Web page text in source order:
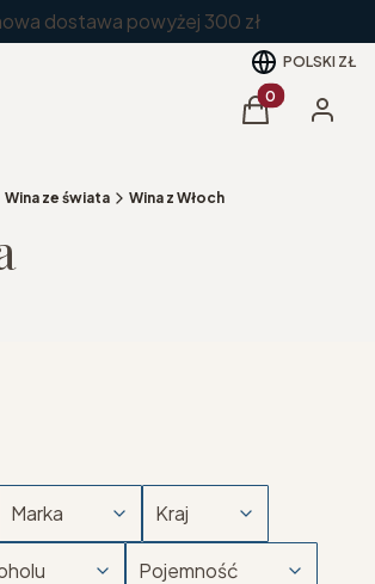
dostawa powyżej 300 zł
POLSKI ZŁ
Produkty w
Koszyk
Wina ze świata Wina z Włoch
Marka Kraj
Pojemność